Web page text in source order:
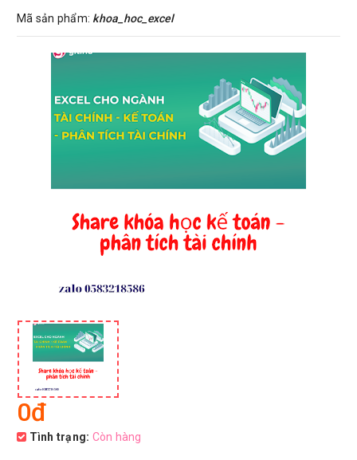
Mã sản phẩm: khoa_hoc_excel
0đ
Tình trạng: Còn hàng